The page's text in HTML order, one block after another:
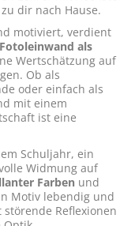
dir nach Hause.
motiviert, verdient
Fotoleinwand als
Wertschätzung auf
Ob als
oder einfach als
mit einem
ist eine
Schuljahr, ein
Widmung auf
Farben und
Motiv lebendig und
Reflexionen